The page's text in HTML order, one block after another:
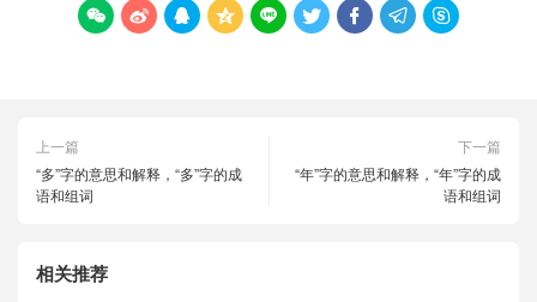
        
上一篇
“多”字的意思和解释，“多”字的成
语和组词
下一篇
“年”字的意思和解释，“年”字的成
语和组词
相关推荐